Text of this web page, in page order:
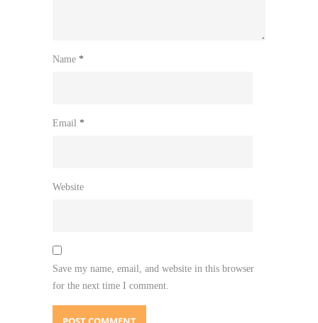
Name *
Email *
Website
Save my name, email, and website in this browser
for the next time I comment.